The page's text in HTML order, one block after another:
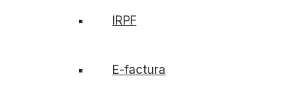
IRPF
E-factura